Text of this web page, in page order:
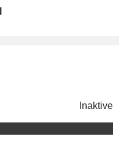
Inaktive